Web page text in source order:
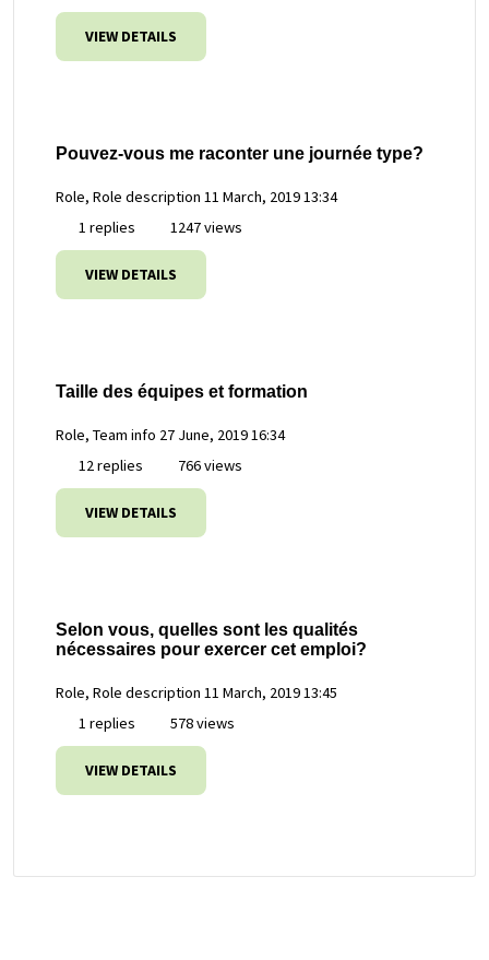
VIEW DETAILS
Pouvez-vous me raconter une journée type?
Role, Role description 11 March, 2019 13:34
1 replies
1247 views
VIEW DETAILS
Taille des équipes et formation
Role, Team info 27 June, 2019 16:34
12 replies
766 views
VIEW DETAILS
Selon vous, quelles sont les qualités
nécessaires pour exercer cet emploi?
Role, Role description 11 March, 2019 13:45
1 replies
578 views
VIEW DETAILS